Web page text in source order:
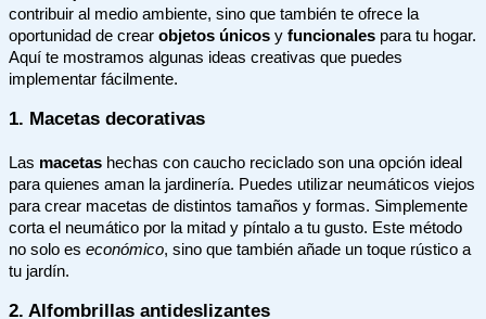
contribuir al medio ambiente, sino que también te ofrece la
oportunidad de crear objetos únicos y funcionales para tu hogar.
Aquí te mostramos algunas ideas creativas que puedes
implementar fácilmente.
1. Macetas decorativas
Las macetas hechas con caucho reciclado son una opción ideal
para quienes aman la jardinería. Puedes utilizar neumáticos viejos
para crear macetas de distintos tamaños y formas. Simplemente
corta el neumático por la mitad y píntalo a tu gusto. Este método
no solo es económico, sino que también añade un toque rústico a
tu jardín.
2. Alfombrillas antideslizantes